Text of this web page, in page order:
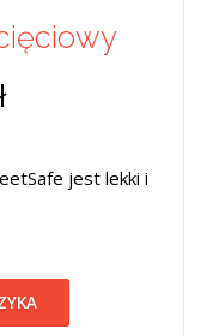
jest lekki i